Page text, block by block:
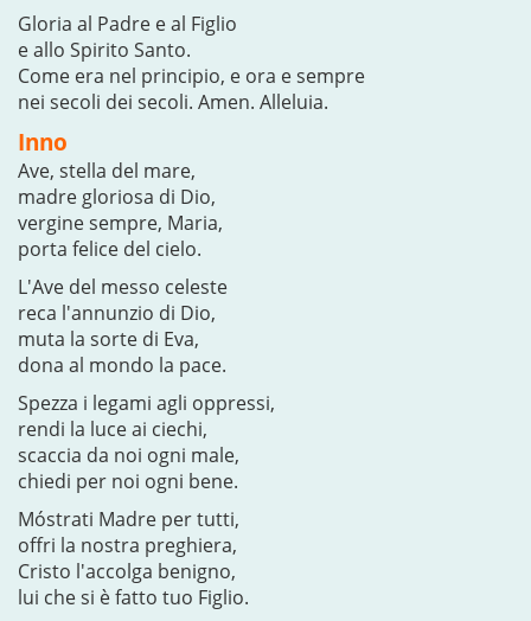
Gloria al Padre e al Figlio
e allo Spirito Santo.
Come era nel principio, e ora e sempre
nei secoli dei secoli. Amen. Alleluia.
Inno
Ave, stella del mare,
madre gloriosa di Dio,
vergine sempre, Maria,
porta felice del cielo.
L'Ave del messo celeste
reca l'annunzio di Dio,
muta la sorte di Eva,
dona al mondo la pace.
Spezza i legami agli oppressi,
rendi la luce ai ciechi,
scaccia da noi ogni male,
chiedi per noi ogni bene.
Móstrati Madre per tutti,
offri la nostra preghiera,
Cristo l'accolga benigno,
lui che si è fatto tuo Figlio.